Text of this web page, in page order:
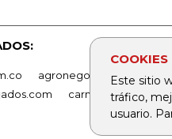
COOKIES
Este sitio
tráfico,
usuario.
agronegocios.co